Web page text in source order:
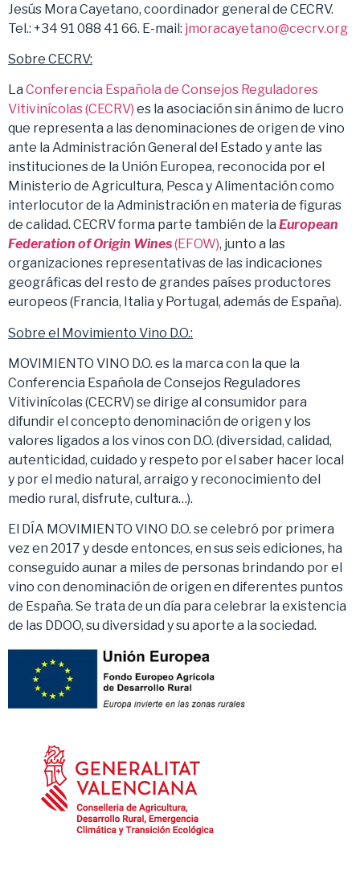
Jesús Mora Cayetano, coordinador general de CECRV.
Tel.: +34 91 088 41 66. E-mail: jmoracayetano@cecrv.org
Sobre CECRV:
La Conferencia Española de Consejos Reguladores
Vitivinícolas (CECRV) es la asociación sin ánimo de lucro
que representa a las denominaciones de origen de vino
ante la Administración General del Estado y ante las
instituciones de la Unión Europea, reconocida por el
Ministerio de Agricultura, Pesca y Alimentación como
interlocutor de la Administración en materia de figuras
de calidad. CECRV forma parte también de la European
Federation of Origin Wines(EFOW), junto a las
organizaciones representativas de las indicaciones
geográficas del resto de grandes países productores
europeos (Francia, Italia y Portugal, además de España).
Sobre el Movimiento Vino D.O.:
MOVIMIENTO VINO D.O. es la marca con la que la
Conferencia Española de Consejos Reguladores
Vitivinícolas (CECRV) se dirige al consumidor para
difundir el concepto denominación de origen y los
valores ligados a los vinos con D.O. (diversidad, calidad,
autenticidad, cuidado y respeto por el saber hacer local
y por el medio natural, arraigo y reconocimiento del
medio rural, disfrute, cultura…).
El DÍA MOVIMIENTO VINO D.O. se celebró por primera
vez en 2017 y desde entonces, en sus seis ediciones, ha
conseguido aunar a miles de personas brindando por el
vino con denominación de origen en diferentes puntos
de España. Se trata de un día para celebrar la existencia
de las DDOO, su diversidad y su aporte a la sociedad.